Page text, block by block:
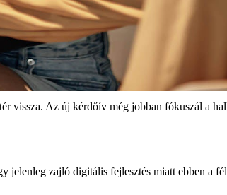
tér vissza. Az új kérdőív még jobban fókuszál a
jelenleg zajló digitális fejlesztés miatt ebben a